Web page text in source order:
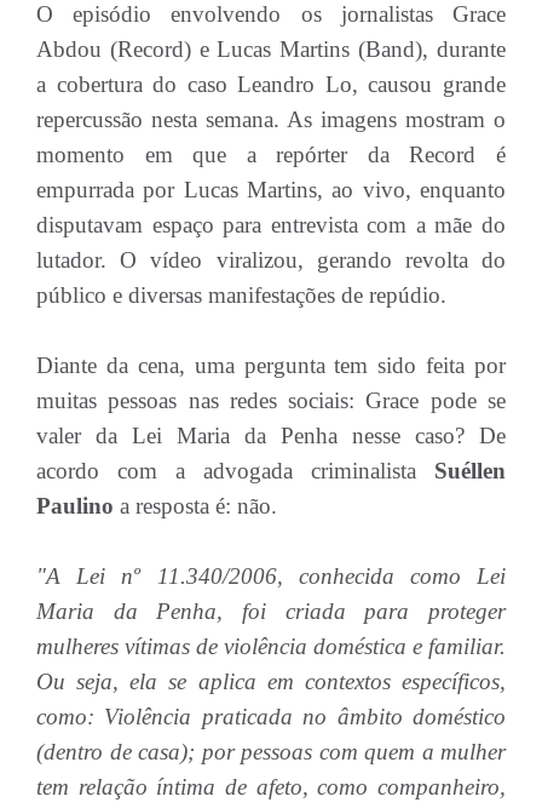
O episódio envolvendo os jornalistas Grace
Abdou (Record) e Lucas Martins (Band), durante
a cobertura do caso Leandro Lo, causou grande
repercussão nesta semana. As imagens mostram o
momento em que a repórter da Record é
empurrada por Lucas Martins, ao vivo, enquanto
disputavam espaço para entrevista com a mãe do
lutador. O vídeo viralizou, gerando revolta do
público e diversas manifestações de repúdio.
Diante da cena, uma pergunta tem sido feita por
muitas pessoas nas redes sociais: Grace pode se
valer da Lei Maria da Penha nesse caso? De
acordo com a advogada criminalista Suéllen
Paulino a resposta é: não.
"A Lei nº 11.340/2006, conhecida como Lei
Maria da Penha, foi criada para proteger
mulheres vítimas de violência doméstica e familiar.
Ou seja, ela se aplica em contextos específicos,
como: Violência praticada no âmbito doméstico
(dentro de casa); por pessoas com quem a mulher
tem relação íntima de afeto, como companheiro,